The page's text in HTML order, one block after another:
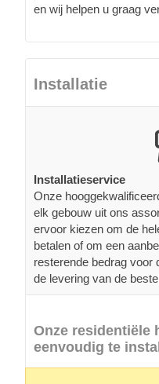
en wij helpen u graag
Installatie
Installatieservice
Onze
elk gebouw uit ons
ervoor kiezen om de
betalen of om een
resterende bedrag voor
de levering van de
Onze residentiële
eenvoudig te